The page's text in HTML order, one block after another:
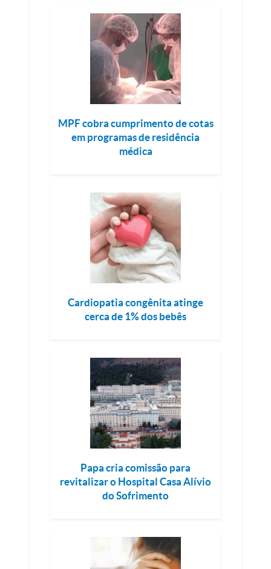
MPF cobra cumprimento de cotas
em programas de residência
médica
Cardiopatia congênita atinge
cerca de 1% dos bebês
Papa cria comissão para
revitalizar o Hospital Casa Alívio
do Sofrimento